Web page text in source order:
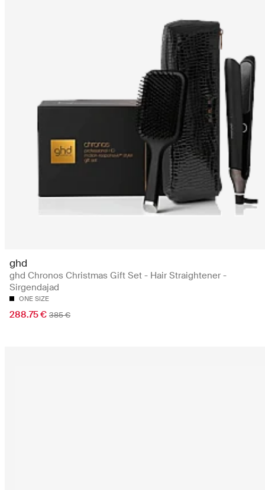
ghd
ghd Chronos Christmas Gift Set - Hair Straightener -
Sirgendajad
ONE SIZE
288.75 € 385 €